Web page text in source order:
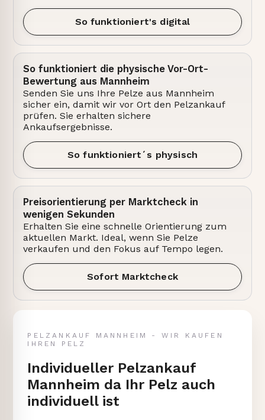
So funktioniert's digital
So funktioniert die physische Vor-Ort-
Bewertung aus Mannheim
Senden Sie uns Ihre Pelze aus Mannheim
sicher ein, damit wir vor Ort den Pelzankauf
prüfen. Sie erhalten sichere
Ankaufsergebnisse.
So funktioniert´s physisch
Preisorientierung per Marktcheck in
wenigen Sekunden
Erhalten Sie eine schnelle Orientierung zum
aktuellen Markt. Ideal, wenn Sie Pelze
verkaufen und den Fokus auf Tempo legen.
Sofort Marktcheck
PELZANKAUF MANNHEIM - WIR KAUFEN
IHREN PELZ
Individueller Pelzankauf
Mannheim da Ihr Pelz auch
individuell ist